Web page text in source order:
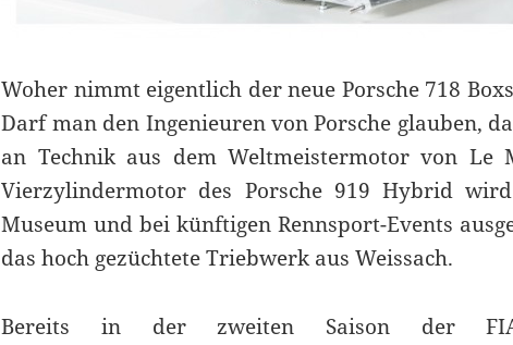
Woher nimmt eigentlich der neue Porsche 718
Darf man den Ingenieuren von Porsche glauben,
an Technik aus dem Weltmeistermotor von Le
Vierzylindermotor des Porsche 919 Hybrid
Museum und bei künftigen Rennsport-Events
das hoch gezüchtete Triebwerk aus Weissach.
Bereits in der zweiten Saison der FIA